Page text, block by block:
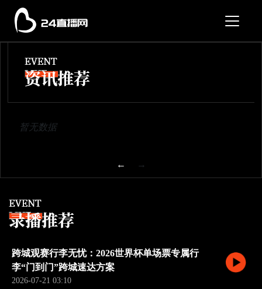
暂无数据
← →
跨城观赛行李无忧：2026世界杯单场票专属行
李“门到门”跨城速达方案
2026-07-21 03:10